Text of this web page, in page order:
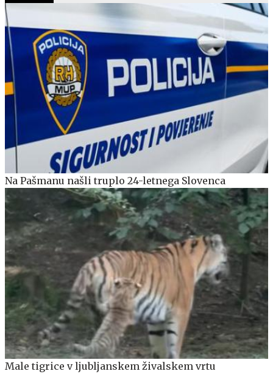
Na Pašmanu našli truplo 24-letnega Slovenca
Male tigrice v ljubljanskem živalskem vrtu